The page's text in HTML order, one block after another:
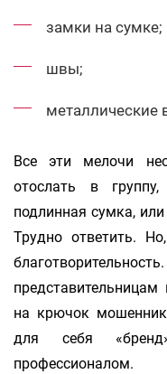
замки на сумке;
швы;
металлические
Все эти мелочи
отослать в
подлинная сумка,
Трудно ответить.
на крючок
для себя
профессионалом.